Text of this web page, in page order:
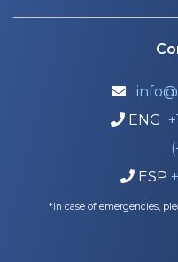

 ENG
 ESP
*In case of emergencies,